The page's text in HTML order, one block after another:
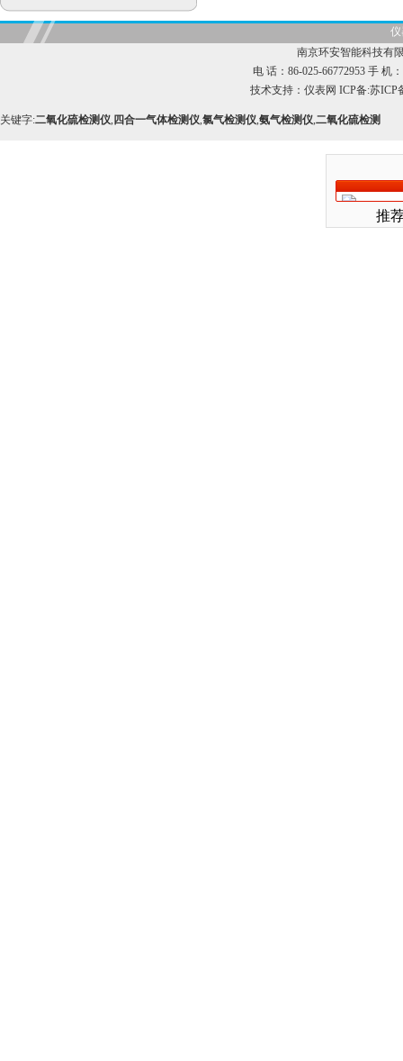
南京环安智能科技有
电 话：86-025-66772953 手 机
技术支持： 仪表网 ICP备:苏ICP
关键字:二氧化硫检测仪, 四合一气体检测仪,氯气检测仪,氨气检测仪,二氧化硫检测
推